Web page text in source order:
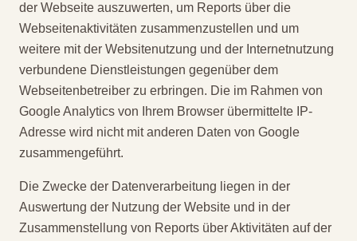
der Webseite auszuwerten, um Reports über die
Webseitenaktivitäten zusammenzustellen und um
weitere mit der Websitenutzung und der Internetnutzung
verbundene Dienstleistungen gegenüber dem
Webseitenbetreiber zu erbringen. Die im Rahmen von
Google Analytics von Ihrem Browser übermittelte IP-
Adresse wird nicht mit anderen Daten von Google
zusammengeführt.
Die Zwecke der Datenverarbeitung liegen in der
Auswertung der Nutzung der Website und in der
Zusammenstellung von Reports über Aktivitäten auf der